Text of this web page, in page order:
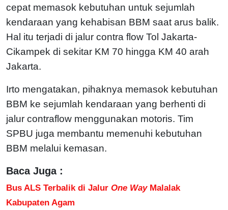
cepat memasok kebutuhan untuk sejumlah
kendaraan yang kehabisan BBM saat arus balik.
Hal itu terjadi di jalur contra flow Tol Jakarta-
Cikampek di sekitar KM 70 hingga KM 40 arah
Jakarta.
Irto mengatakan, pihaknya memasok kebutuhan
BBM ke sejumlah kendaraan yang berhenti di
jalur contraflow menggunakan motoris. Tim
SPBU juga membantu memenuhi kebutuhan
BBM melalui kemasan.
Baca Juga :
Bus ALS Terbalik di Jalur One WayMalalak
Kabupaten Agam